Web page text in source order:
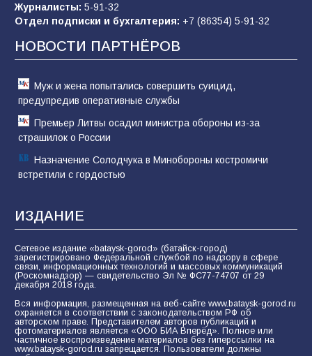
«Слухами Москву не возьмёшь»: почему
заявления Киева о мобилизации — это
отчаяние, а не разведка
81 02.08.2026
Журналисты: 5-91-32
Отдел подписки и бухгалтерия: +7 (86354) 5-91-32
НОВОСТИ ПАРТНЁРОВ
Муж и жена попытались совершить суицид,
предупредив оперативные службы
Премьер Литвы осадил министра обороны из-за
страшилок о России
Назначение Солодчука в Минобороны костромичи
встретили с гордостью
ИЗДАНИЕ
Сетевое издание «bataysk-gorod» (батайск-город)
зарегистрировано Федеральной службой по надзору в сфере
связи, информационных технологий и массовых коммуникаций
(Роскомнадзор) — свидетельство Эл № ФС77-74707 от 29
декабря 2018 года.
Вся информация, размещенная на веб-сайте www.bataysk-gorod.ru
охраняется в соответствии с законодательством РФ об
авторском праве. Представителем авторов публикаций и
фотоматериалов является «ООО БИА Вперёд». Полное или
частичное воспроизведение материалов без гиперссылки на
www.bataysk-gorod.ru запрещается. Пользователи должны